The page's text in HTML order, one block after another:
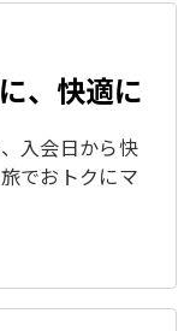
、快適に
入会日から快
でおトクにマ